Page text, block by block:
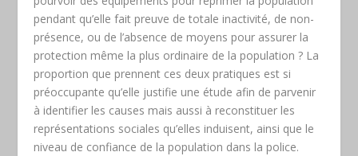
pendant qu’elle fait preuve de totale inactivité, de non-
présence, ou de l’absence de moyens pour assurer la
protection même la plus ordinaire de la population ? La
proportion que prennent ces deux pratiques est si
préoccupante qu’elle justifie une étude afin de parvenir
à identifier les causes mais aussi à reconstituer les
représentations sociales qu’elles induisent, ainsi que le
niveau de confiance de la population dans la police.